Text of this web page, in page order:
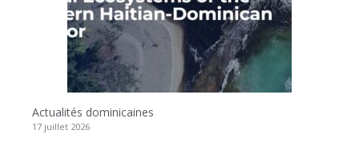
Actualités dominicaines
17 juillet 2026